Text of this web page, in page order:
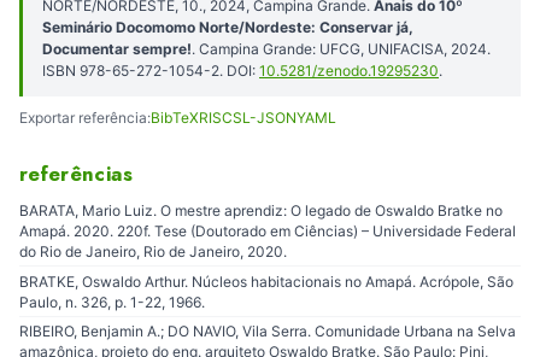
NORTE/NORDESTE, 10., 2024, Campina Grande. Anais do 10º
Seminário Docomomo Norte/Nordeste: Conservar já,
Documentar sempre!. Campina Grande: UFCG, UNIFACISA, 2024.
ISBN 978-65-272-1054-2. DOI: 10.5281/zenodo.19295230.
Exportar referência:BibTeXRISCSL-JSONYAML
referências
BARATA, Mario Luiz. O mestre aprendiz: O legado de Oswaldo Bratke no
Amapá. 2020. 220f. Tese (Doutorado em Ciências) – Universidade Federal
do Rio de Janeiro, Rio de Janeiro, 2020.
BRATKE, Oswaldo Arthur. Núcleos habitacionais no Amapá. Acrópole, São
Paulo, n. 326, p. 1-22, 1966.
RIBEIRO, Benjamin A.; DO NAVIO, Vila Serra. Comunidade Urbana na Selva
amazônica, projeto do eng. arquiteto Oswaldo Bratke. São Paulo: Pini,